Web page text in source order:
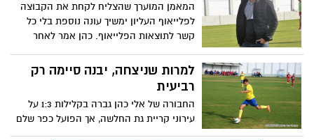
תנסה לשוב ללאומית בעונה הבאה
המאמן המוערך שהצליח לקחת את הקבוצה
לפלייאוף העליון ימשיך עונה נוספת בלי כל
קשר לתוצאות הפלייאוף. כהן אמר לאחר
למרות שניצחה, יבנה סיימה רק
רביעית
החבורה של אלי כהן גברה בקלילות 1:3 על
עירוני קריית גת החלשה, אך הפועל כפר שלם
עמדה במשימה שלה, ניצחה 3:4 את מרמורק